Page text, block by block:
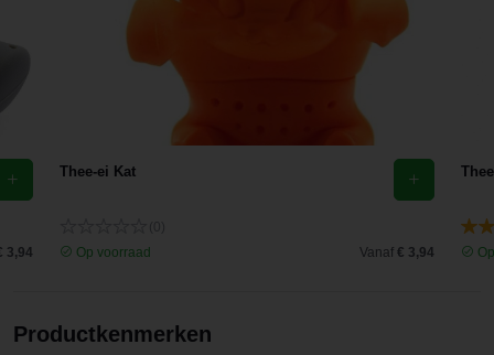
3,94
Thee-ei Kat
Op voorraad
Vanaf € 3,94
Productkenmerken